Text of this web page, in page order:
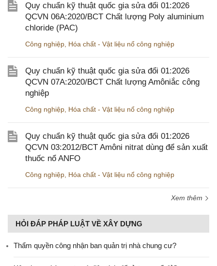
Quy chuẩn kỹ thuật quốc gia sửa đổi 01:2026
QCVN 06A:2020/BCT Chất lượng Poly aluminium
chloride (PAC)
Công nghiệp Hóa chất - Vật liệu nổ công nghiệp
Quy chuẩn kỹ thuật quốc gia sửa đổi 01:2026
QCVN 07A:2020/BCT Chất lượng Amôniắc công
nghiệp
Công nghiệp Hóa chất - Vật liệu nổ công nghiệp
Quy chuẩn kỹ thuật quốc gia sửa đổi 01:2026
QCVN 03:2012/BCT Amôni nitrat dùng để sản xuất
thuốc nổ ANFO
Công nghiệp Hóa chất - Vật liệu nổ công nghiệp
Xem thêm
HỎI ĐÁP PHÁP LUẬT VỀ XÂY DỰNG
Thẩm quyền công nhận ban quản trị nhà chung cư?